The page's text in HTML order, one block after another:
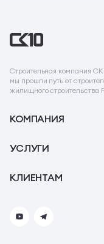
Строительная компания
мы прошли путь от
жилищного строительства
КОМПАНИЯ
О компании
Акции
УСЛУГИ
Ипотека
КЛИЕНТАМ
Контакты